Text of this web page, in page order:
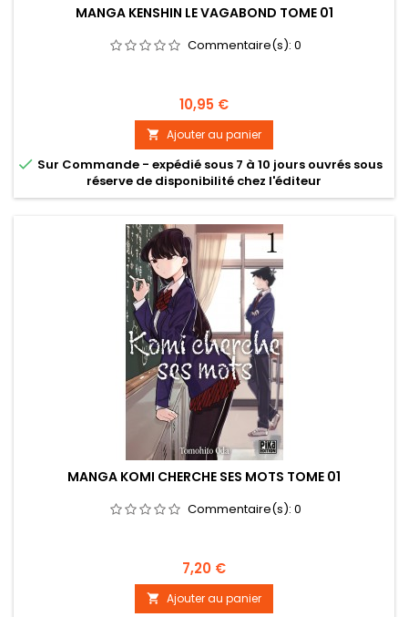
MANGA KENSHIN LE VAGABOND TOME 01
Commentaire(s): 0
Prix
10,95 €
 Ajouter au panier
 Sur Commande - expédié sous 7 à 10 jours ouvrés sous
réserve de disponibilité chez l'éditeur
MANGA KOMI CHERCHE SES MOTS TOME 01
Commentaire(s): 0
Prix
7,20 €
 Ajouter au panier